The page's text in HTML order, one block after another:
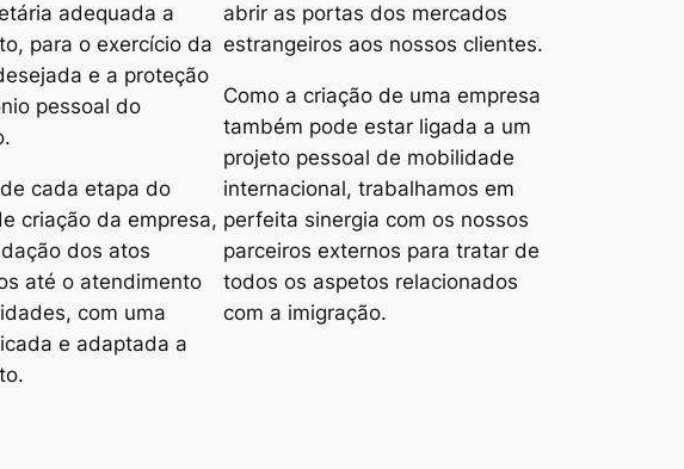
adequada a
para o exercício da
e a proteção
pessoal do
cada etapa do
criação da empresa,
dos atos
até o atendimento
com uma
e adaptada a
abrir as portas dos mercados
estrangeiros aos nossos clientes.
Como a criação de uma empresa
também pode estar ligada a um
projeto pessoal de mobilidade
internacional, trabalhamos em
perfeita sinergia com os nossos
parceiros externos para tratar de
todos os aspetos relacionados
com a imigração.